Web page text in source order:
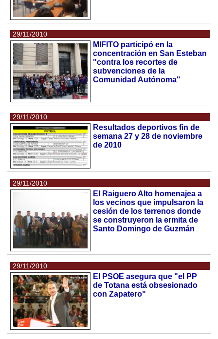
29/11/2010
MIFITO participó en la
concentración en San Esteban
"contra los recortes de
subvenciones de la
Comunidad Autónoma"
29/11/2010
Resultados deportivos fin de
semana 27 y 28 de noviembre
de 2010
29/11/2010
El Raiguero Alto homenajea a
los vecinos que impulsaron la
cesión de los terrenos donde
se construyeron la ermita de
Santo Domingo de Guzmán
29/11/2010
El PSOE asegura que "el PP
de Totana está obsesionado
con Zapatero"